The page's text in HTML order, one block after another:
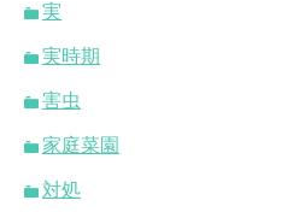
実
実時期
害虫
家庭菜園
対処